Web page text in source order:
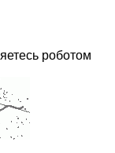
роботом